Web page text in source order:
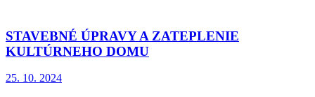
STAVEBNÉ ÚPRAVY A ZATEPLENIE
KULTÚRNEHO DOMU
25. 10. 2024